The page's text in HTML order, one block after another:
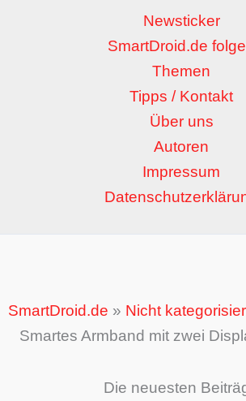
Newsticker
SmartDroid.de
Themen
Tipps / Kontakt
Über uns
Autoren
Impressum
SmartDroid.de » Nicht
Smartes Armband mit zwei
Die neuesten